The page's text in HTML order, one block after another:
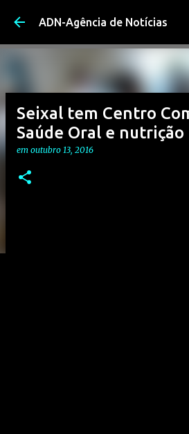
Avançar para o
ADN-Agência de Notícias
Seixal tem Centro
Saúde Oral e nutrição
em outubro 13, 2016